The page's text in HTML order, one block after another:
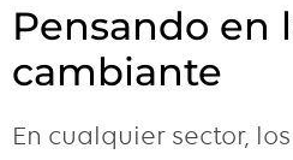
Pensando en
cambiante
En cualquier sector,